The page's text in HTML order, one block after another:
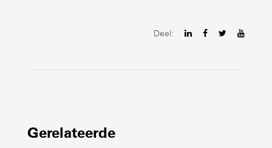
Deel:
Gerelateerde